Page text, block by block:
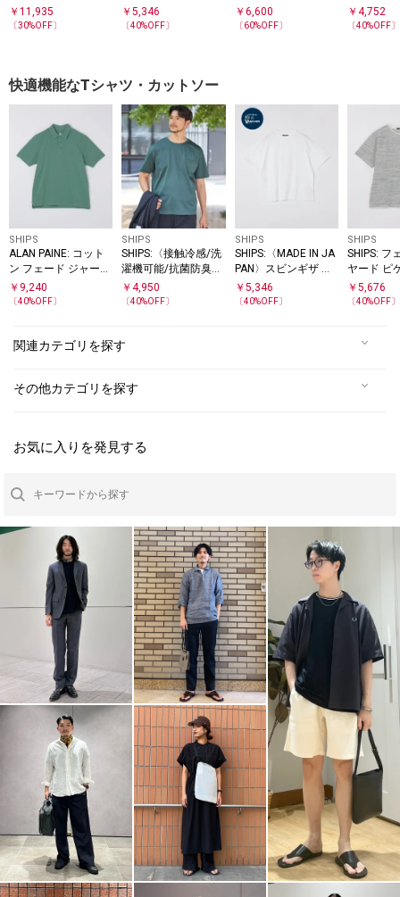
ーパードチノ
￥ 11,935
〔30%OFF〕
ス◇
￥5,346
〔40%OFF〕
ツ
￥ 6,600
〔60%OFF〕
水(R) パ
アップ対
￥4,752
〔40%OFF〕
快適機能なTシャツ・カットソー
SHIPS
ALAN PAINE: コット
ン フェード ジャージ
ー ポロシャツ
￥ 9,240
〔40%OFF〕
SHIPS
SHIPS:〈接触冷感/洗
濯機可能/抗菌防臭〉
COOL TOUCH サマー
Tシャツ
￥4,950
〔40%OFF〕
SHIPS
SHIPS:〈MADE IN JA
PAN〉スビンギザ コ
ットン ショートスリ
ーブ Tシャツ
￥ 5,346
〔40%OFF〕
SHIPS
SHIPS: フ
ヤード ピ
ック Tシ
￥5,676
〔40%OFF〕
関連カテゴリを探す
その他カテゴリを探す
お気に入りを発見する